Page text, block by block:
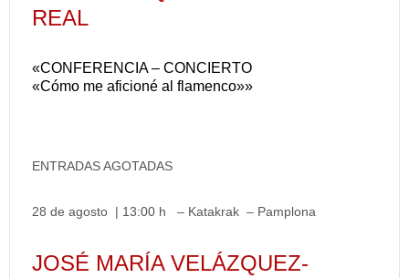
REAL
«CONFERENCIA – CONCIERTO
«Cómo me aficioné al flamenco»»
ENTRADAS AGOTADAS
28 de agosto | 13:00 h – Katakrak – Pamplona
JOSÉ MARÍA VELÁZQUEZ-